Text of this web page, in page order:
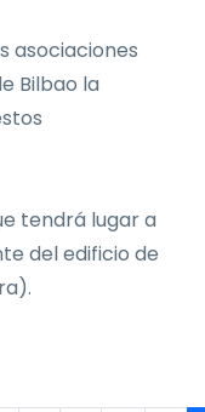
asociaciones
Bilbao la
tendrá lugar a
del edificio de